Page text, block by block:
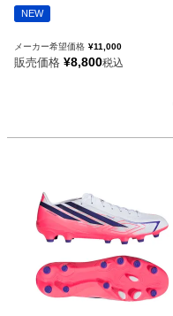
NEW
メーカー希望価格 ¥11,000
販売価格 ¥8,800税込